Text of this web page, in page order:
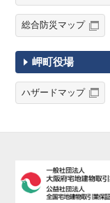
総合防災マップ
岬町役場
ハザードマップ